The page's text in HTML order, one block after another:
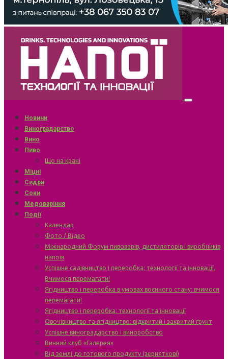
Новини
Виноградарство
Вино
Пиво
Що на крані
Міцні
Сидри
Соки
Медоваріння
Події
Календар
Фото / Відео
Міжнародний Форум пивоварів, дистиляторів і виробників
напоїв
Успішне садівництво і переробка: технології та інновації.
Вчимося перемагати!
Ягідництво і переробка в умовах воєнного стану: вчимося
перемагати!
Ягідництво і переробка: технології та інновації
Овочівництво та ягідництво: відкритий і закритий ґрунт
Успішне виноградарство і виноробство
Винний клуб «Галерея»
Від землі до готового продукту (зерняткові)